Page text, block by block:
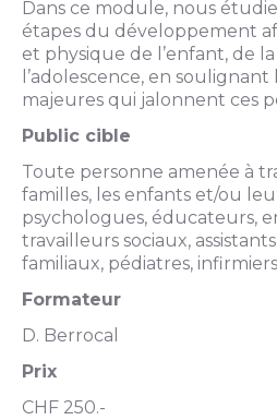
Dans ce module, nous
étapes du développement
et physique de l’enfant, de
l’adolescence, en
majeures qui jalonnent ces
Public cible
Toute personne amenée à
familles, les enfants et/ou
psychologues, éducateurs,
travailleurs sociaux,
familiaux, pédiatres,
Formateur
D. Berrocal
Prix
CHF 250.-